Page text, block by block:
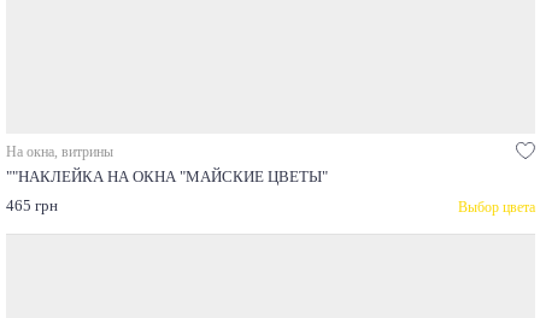
На окна, витрины
""НАКЛЕЙКА НА ОКНА "МАЙСКИЕ ЦВЕТЫ"
465 грн
Выбор цвета